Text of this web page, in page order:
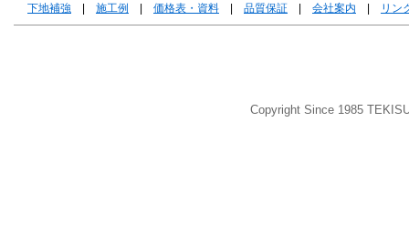
下地補強
施工例 価格表・資料 品質保証 会社案内 リン
Copyright Since 1985